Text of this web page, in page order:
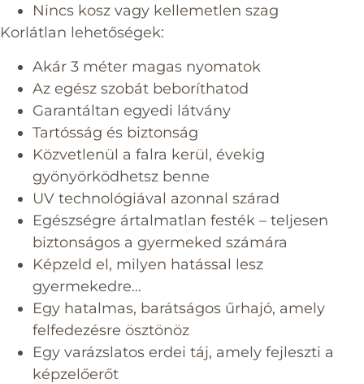
Nincs kosz vagy kellemetlen szag
Korlátlan lehetőségek:
Akár 3 méter magas nyomatok
Az egész szobát beboríthatod
Garantáltan egyedi látvány
Tartósság és biztonság
Közvetlenül a falra kerül, évekig
gyönyörködhetsz benne
UV technológiával azonnal szárad
Egészségre ártalmatlan festék – teljesen
biztonságos a gyermeked számára
Képzeld el, milyen hatással lesz
gyermekedre…
Egy hatalmas, barátságos űrhajó, amely
felfedezésre ösztönöz
Egy varázslatos erdei táj, amely fejleszti a
képzelőerőt